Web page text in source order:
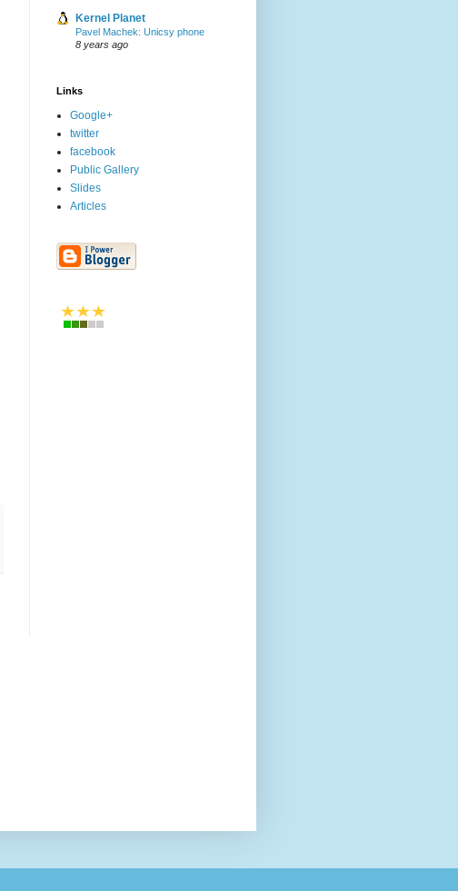
Kernel Planet
Pavel Machek: Unicsy phone
8 years ago
Links
Google+
twitter
facebook
Public Gallery
Slides
Articles